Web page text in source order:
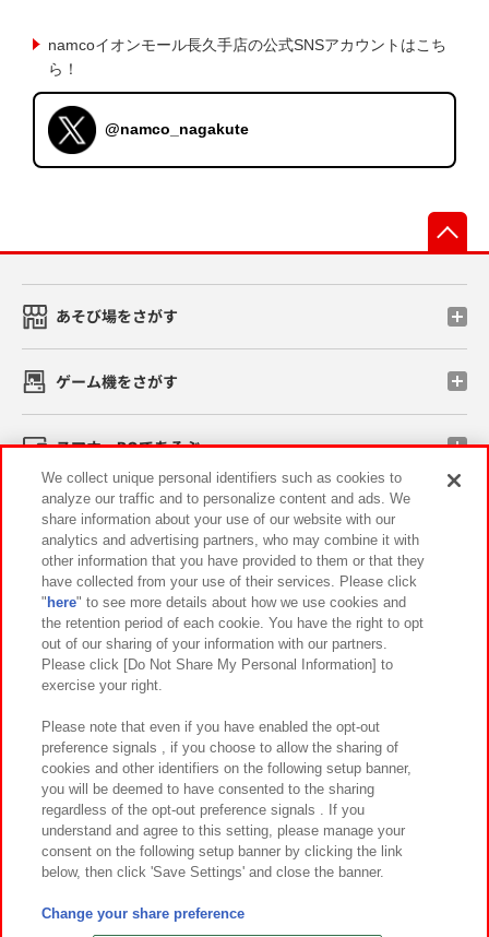
namcoイオンモール長久手店の公式SNSアカウントはこち
ら！
@namco_nagakute
あそび場をさがす
ゲーム機をさがす
スマホ・PCであそぶ
イベント・キャンペーン
関連会社 サステナビリティ サイトポリシー
プライバシーポリシー ウェブアクセシビリティ方針と検証結果
お取引先さまとともに
カスタマーハラスメント対応方針 よくあるご質問・お問い合わせ
©Bandai Namco Amusement Inc.
©Bandai Namco Amusement Lab Inc.
We collect unique personal identifiers such as cookies to
analyze our traffic and to personalize content and ads. We
share information about your use of our website with our
analytics and advertising partners, who may combine it with
other information that you have provided to them or that they
have collected from your use of their services. Please click
" here" to see more details about how we use cookies and
the retention period of each cookie. You have the right to opt
out of our sharing of your information with our partners.
Please click [Do Not Share My Personal Information] to
exercise your right.
Please note that even if you have enabled the opt-out
preference signals , if you choose to allow the sharing of
cookies and other identifiers on the following setup banner,
you will be deemed to have consented to the sharing
regardless of the opt-out preference signals . If you
understand and agree to this setting, please manage your
consent on the following setup banner by clicking the link
below, then click 'Save Settings' and close the banner.
Change your share preference